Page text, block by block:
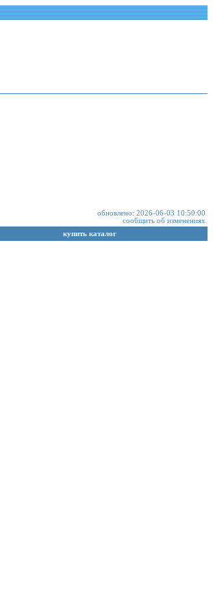
обновлено: 2026-06-03 10:50:00
сообщить об изменениях
купить каталог